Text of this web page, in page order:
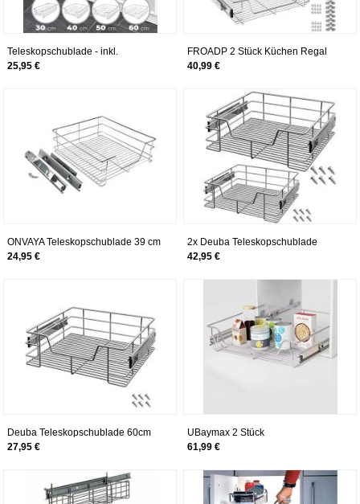
Teleskopschublade - inkl.
Schienen, für Schrankbreite 30 40
Schubladeneinsätze für
Küchenschrank
25,95 €
FROADP 2 Stück Küchen Regal
Teleskopschublade
Schrankauszug Ausziehbare
Ablage (60cm)
40,99 €
ONVAYA Teleskopschublade 39 cm
| Schrankauszug | Korbauszug |
24,95 €
2x Deuba Teleskopschublade
60cm Küchenschublade
Werkstattschublade
42,95 €
Deuba Teleskopschublade 60cm
Schrankbreite Küchenschublade
27,95 €
UBaymax 2 Stück
Einbauschublade
Stahl Korbauszug Küchenschrank
Drahtkörbe, Schrankauszug
Schlafzimmerschränke Vollauszug
61,99 €